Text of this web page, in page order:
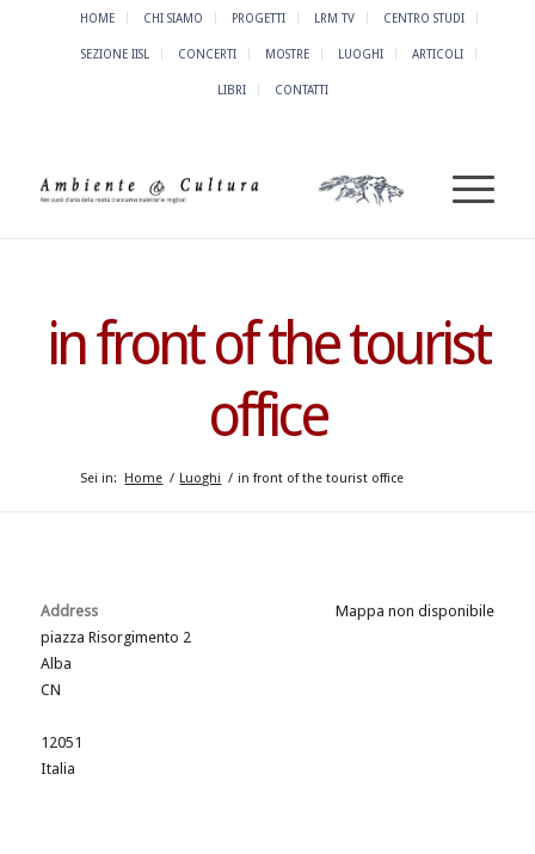
HOME CHI SIAMO PROGETTI LRM TV CENTRO STUDI
SEZIONE IISL CONCERTI MOSTRE LUOGHI ARTICOLI
LIBRI CONTATTI
in front of the tourist
office
Sei in: Home / Luoghi / in front of the tourist office
Mappa non disponibile
Address
piazza Risorgimento 2
Alba
CN
12051
Italia